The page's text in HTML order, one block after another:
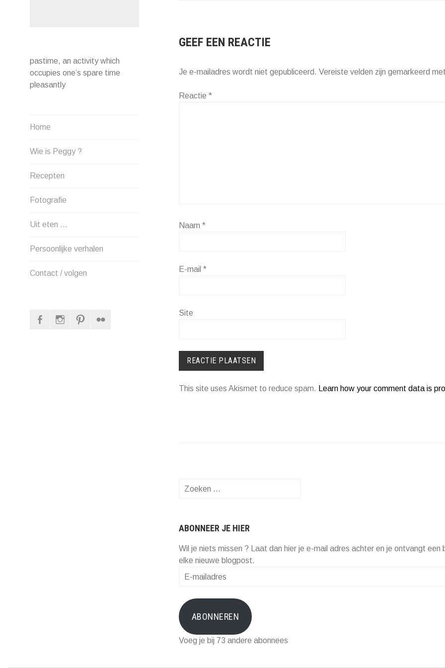
pastime, an activity which
occupies one’s spare time
pleasantly
Home
Wie is Peggy ?
Recepten
Fotografie
Uit eten …
Persoonlijke verhalen
Contact / volgen
FacebookInstagram
GEEF EEN REACTIE
Je e-mailadres wordt niet gepubliceerd. Vereiste velden zijn gemarkeerd
Reactie *
Naam *
E-mail *
Site
This site uses Akismet to reduce spam. Learn how your comment data is
Zoeken
ABONNEER JE HIER
Wil je niets missen ? Laat dan hier je e-mail adres achter en je ontvangt een
elke nieuwe blogpost.
E-
ABONNEREN
Voeg je bij 73 andere abonnees